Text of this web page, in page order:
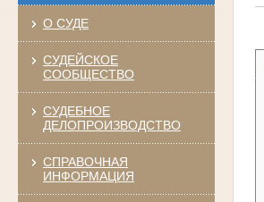
О СУДЕ
СУДЕЙСКОЕ
СООБЩЕСТВО
СУДЕБНОЕ
ДЕЛОПРОИЗВОДСТВО
СПРАВОЧНАЯ
ИНФОРМАЦИЯ